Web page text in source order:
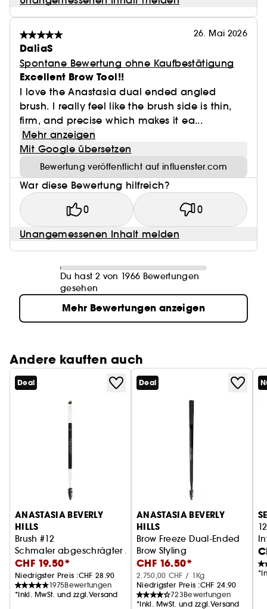
26. Mai 2026
DaliaS
Spontane Bewertung ohne Kaufbestätigung
Excellent Brow Tool!!
I love the Anastasia dual ended angled
brush. I really feel like the brush side is thin,
firm, and precise which makes it ea...
Mehr anzeigen
Mit Google übersetzen
Bewertung veröffentlicht auf influenster.com
War diese Bewertung hilfreich?
0 0
Unangemessenen Inhalt melden
Du hast 2 von 1966 Bewertungen
gesehen
Mehr Bewertungen anzeigen
Andere kauften auch
Deal
ANASTASIA BEVERLY
HILLS
Brush #12
Schmaler abgeschrägter Augenbrauenpinsel
CHF 19.50*
Niedrigster Preis :CHF 28.90
1975Bewertungen
*Inkl. MwSt. und zzgl.Versand
Deal
ANASTASIA BEVERLY
HILLS
Brow Freeze Dual-Ended
Brow Styling
Augenbrauenwachs-
CHF 16.50*
2.750,00 CHF / 1Kg
Niedrigster Preis :CHF 24.90
723Bewertungen
*Inkl. MwSt. und zzgl.Versand